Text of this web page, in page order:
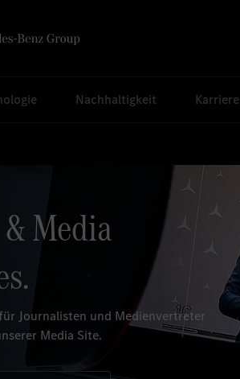
Nachhaltigkeit Karriere
Media
Journalisten und Medienvertreter
Media Site.